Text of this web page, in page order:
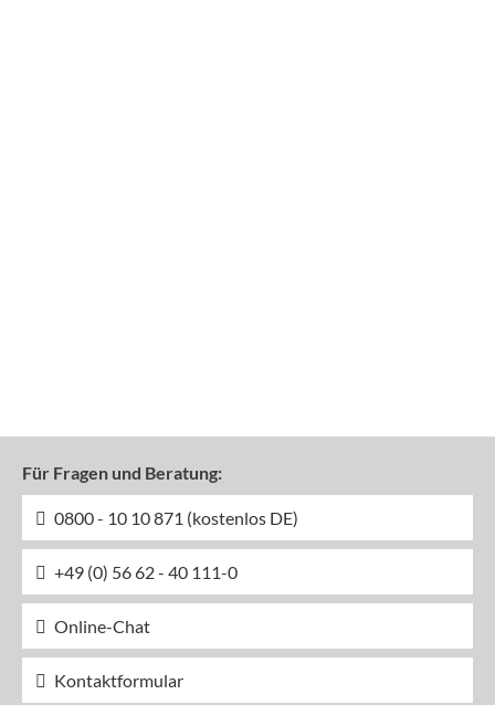
Für Fragen und Beratung:
0800 - 10 10 871 (kostenlos DE)
+49 (0) 56 62 - 40 111-0
Online-Chat
Kontaktformular